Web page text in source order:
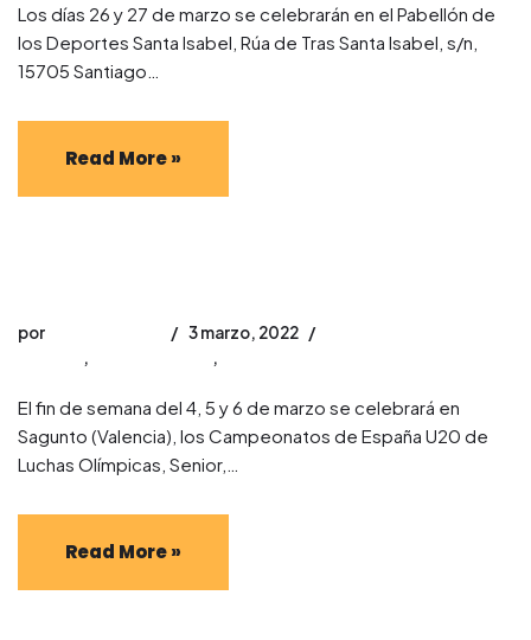
Los días 26 y 27 de marzo se celebrarán en el Pabellón de
los Deportes Santa Isabel, Rúa de Tras Santa Isabel, s/n,
15705 Santiago…
Read More »
por
3 marzo, 2022
, ,
El fin de semana del 4, 5 y 6 de marzo se celebrará en
Sagunto (Valencia), los Campeonatos de España U20 de
Luchas Olímpicas, Senior,…
Read More »